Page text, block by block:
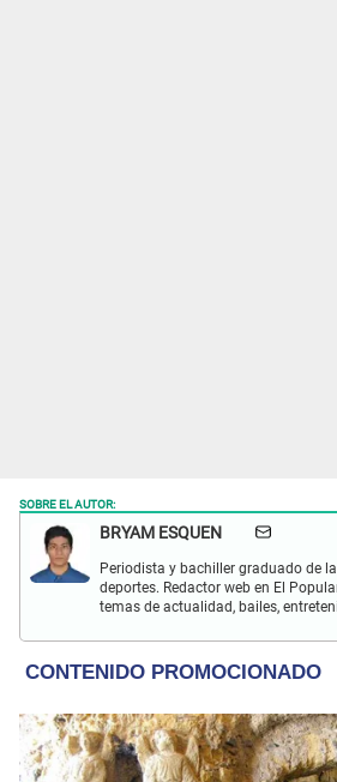
SOBRE EL AUTOR:
BRYAM ESQUEN
Periodista y bachiller graduado de
deportes. Redactor web en El
temas de actualidad, bailes,